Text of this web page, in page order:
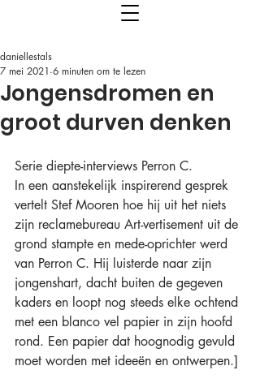
Jongensdromen en
groot durven denken
daniellestals
7 mei 2021 6 minuten om te lezen
Serie diepte-interviews Perron C.
In een aanstekelijk inspirerend gesprek
vertelt Stef Mooren hoe hij uit het niets
zijn reclamebureau Art-vertisement uit de
grond stampte en mede-oprichter werd
van Perron C. Hij luisterde naar zijn
jongenshart, dacht buiten de gegeven
kaders en loopt nog steeds elke ochtend
met een blanco vel papier in zijn hoofd
rond. Een papier dat hoognodig gevuld
moet worden met ideeën en ontwerpen.]